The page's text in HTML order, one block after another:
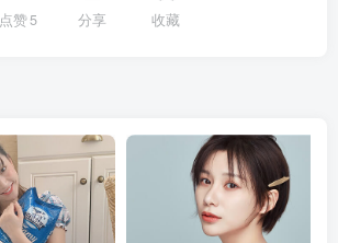
点赞5 分享 收藏